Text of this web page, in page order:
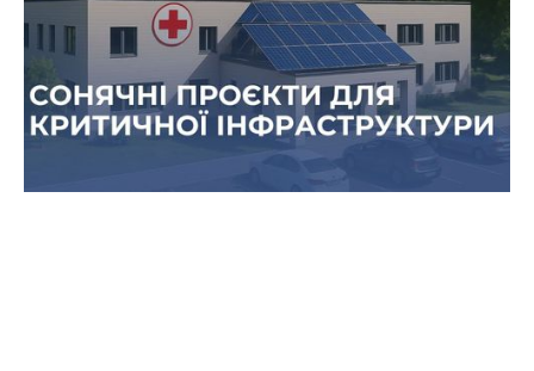
енергетичних рішень, які встановлюють не
лише комерційні компанії, а й об’єкти критичної
інфраструктури.